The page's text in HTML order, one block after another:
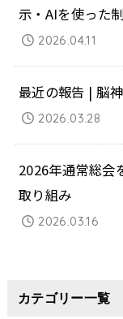
示・AIを使った
2026.04.11
最近の報告 | 脳
2026.03.28
2026年通常総会
取り組み
2026.03.16
カテゴリー一覧